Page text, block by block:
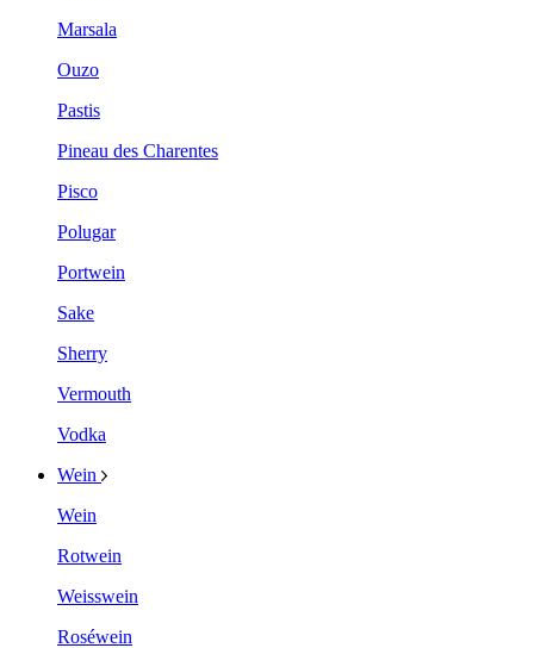
Marsala
Ouzo
Pastis
Pineau des Charentes
Pisco
Polugar
Portwein
Sake
Sherry
Vermouth
Vodka
Wein
Wein
Rotwein
Weisswein
Roséwein